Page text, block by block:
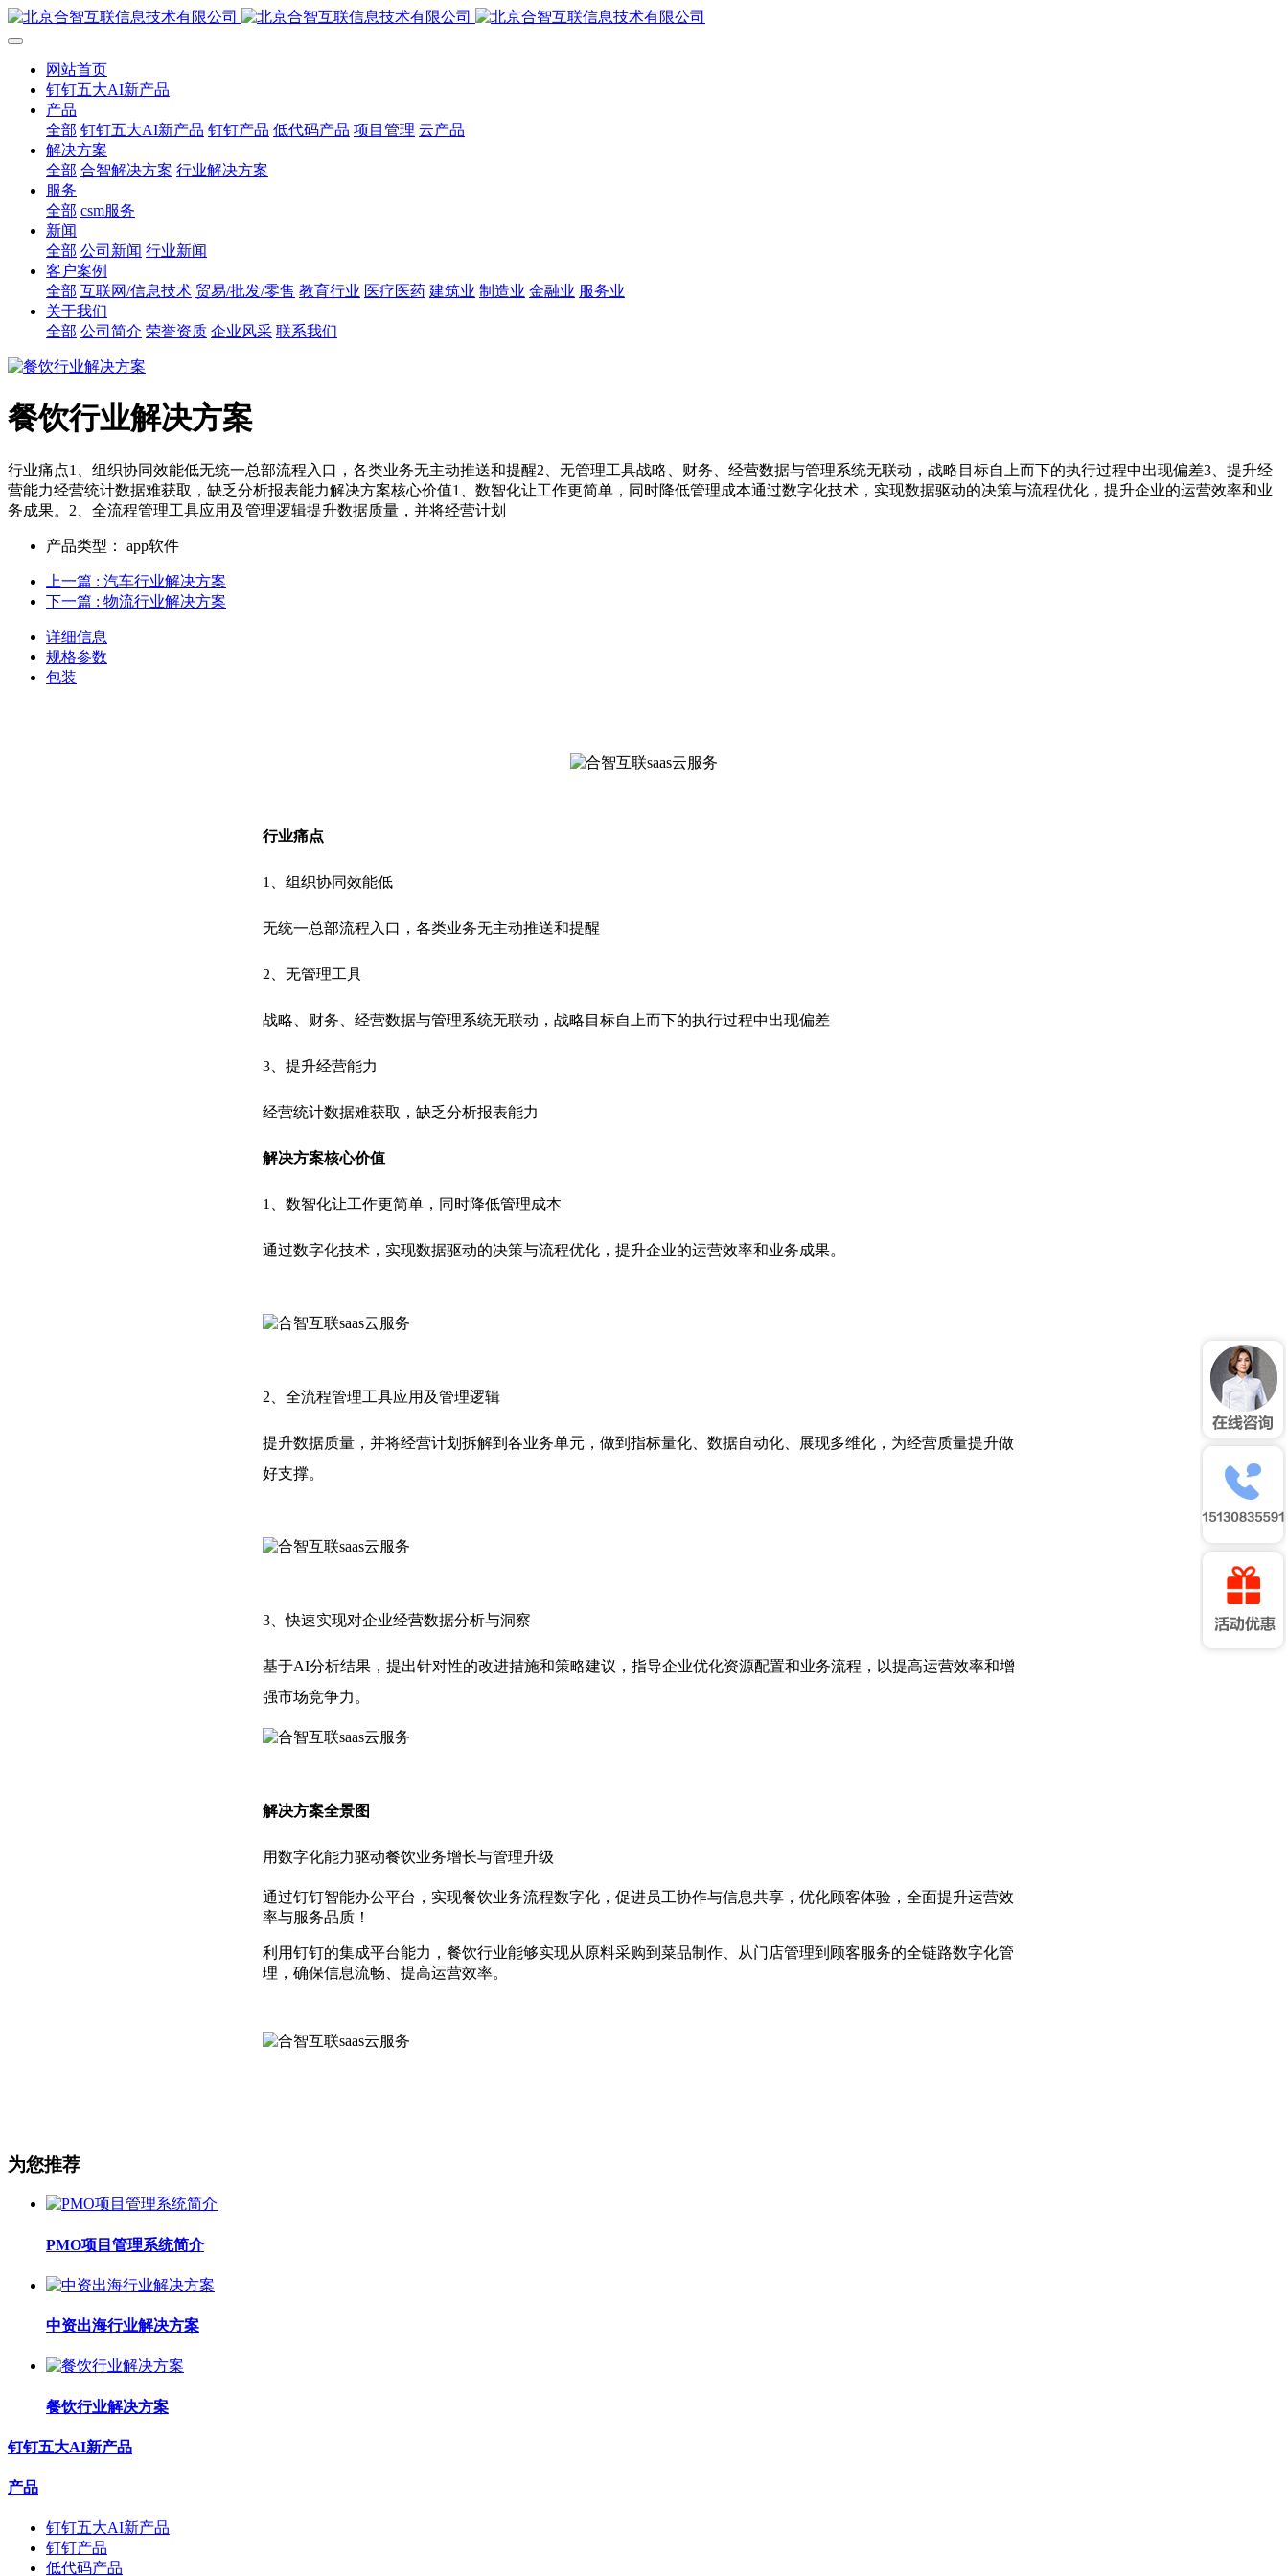
网站首页
钉钉五大AI新产品
产品
全部 钉钉五大AI新产品 钉钉产品 低代码产品 项目管理 云产品
解决方案
全部 合智解决方案 行业解决方案
服务
全部 csm服务
新闻
全部 公司新闻 行业新闻
客户案例
全部 互联网/信息技术 贸易/批发/零售 教育行业 医疗医药 建筑业 制造业 金融业 服务业
关于我们
全部 公司简介 荣誉资质 企业风采 联系我们
餐饮行业解决方案
行业痛点1、组织协同效能低无统一总部流程入口，各类业务无主动推送和提醒2、无管理工具战略、财务、经营数据与管理系统无联动，战略目标自上而下的执行过程中出现偏差3、提升经
营能力经营统计数据难获取，缺乏分析报表能力解决方案核心价值1、数智化让工作更简单，同时降低管理成本通过数字化技术，实现数据驱动的决策与流程优化，提升企业的运营效率和业
务成果。2、全流程管理工具应用及管理逻辑提升数据质量，并将经营计划
产品类型： app软件
上一篇 : 汽车行业解决方案
下一篇 : 物流行业解决方案
详细信息
规格参数
包装
行业痛点
1、组织协同效能低
无统一总部流程入口，各类业务无主动推送和提醒
2、无管理工具
战略、财务、经营数据与管理系统无联动，战略目标自上而下的执行过程中出现偏差
3、提升经营能力
经营统计数据难获取，缺乏分析报表能力
解决方案核心价值
1、数智化让工作更简单，同时降低管理成本
通过数字化技术，实现数据驱动的决策与流程优化，提升企业的运营效率和业务成果。
2、全流程管理工具应用及管理逻辑
提升数据质量，并将经营计划拆解到各业务单元，做到指标量化、数据自动化、展现多维化，为经营质量提升做
好支撑。
3、快速实现对企业经营数据分析与洞察
基于AI分析结果，提出针对性的改进措施和策略建议，指导企业优化资源配置和业务流程，以提高运营效率和增
强市场竞争力。
解决方案全景图
用数字化能力驱动餐饮业务增长与管理升级
通过钉钉智能办公平台，实现餐饮业务流程数字化，促进员工协作与信息共享，优化顾客体验，全面提升运营效
率与服务品质！
利用钉钉的集成平台能力，餐饮行业能够实现从原料采购到菜品制作、从门店管理到顾客服务的全链路数字化管
理，确保信息流畅、提高运营效率。
为您推荐
PMO项目管理系统简介
中资出海行业解决方案
餐饮行业解决方案
钉钉五大AI新产品
产品
钉钉五大AI新产品
钉钉产品
低代码产品